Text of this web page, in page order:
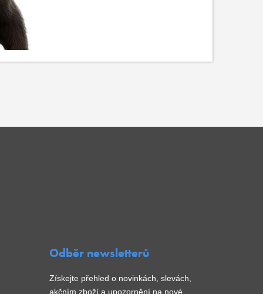
Odběr newsletterů
Získejte přehled o novinkách, slevách,
akčním zboží a upozornění na nové